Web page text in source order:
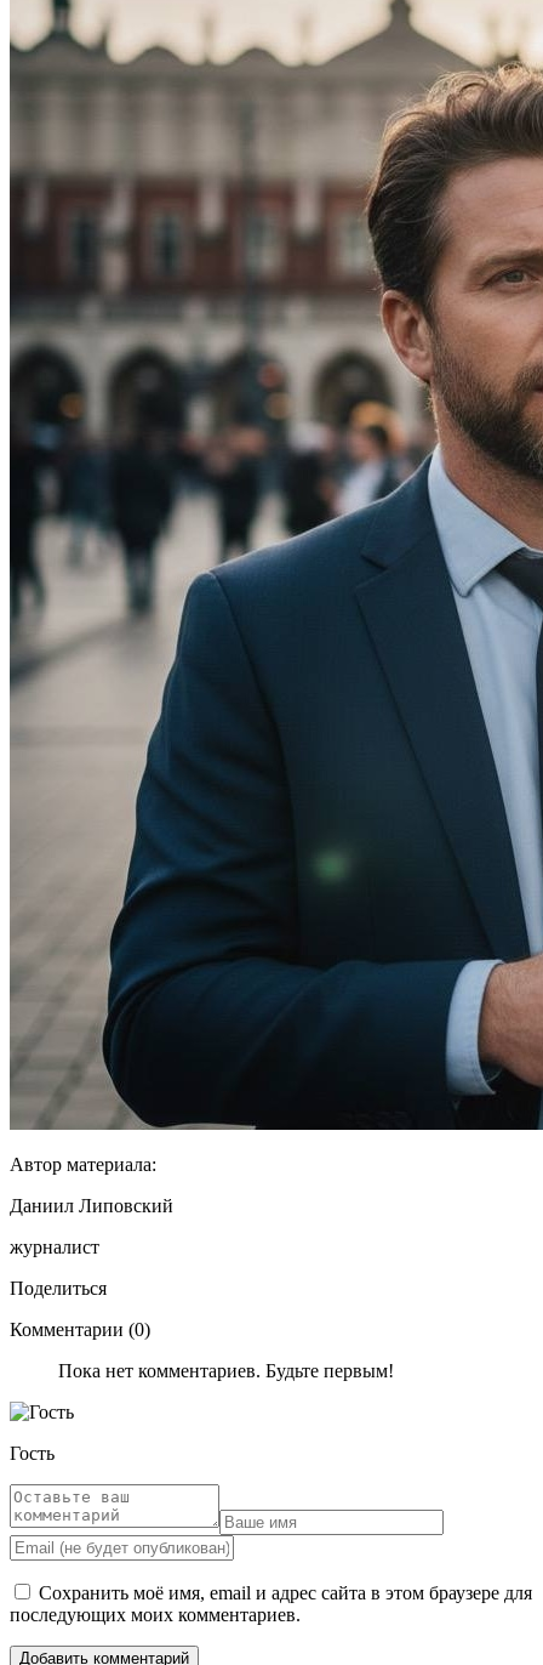
Автор материала:
Даниил Липовский
журналист
Поделиться
Комментарии (0)
Пока нет комментариев. Будьте первым!
Гость
Сохранить моё имя, email и адрес сайта в этом браузере для
последующих моих комментариев.